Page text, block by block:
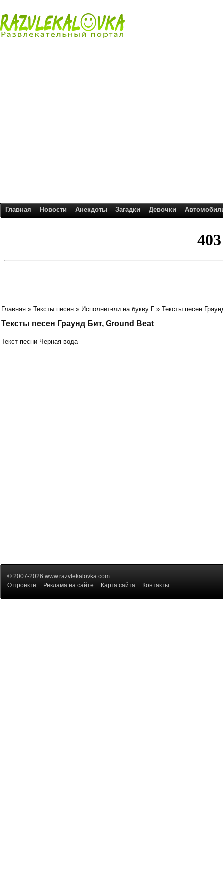
Главная Новости Анекдоты Загадки Девочки
Главная » Тексты песен » Исполнители на букву Г » Тексты песен
Тексты песен Граунд Бит, Ground Beat
Текст песни Черная вода
© 2007-2026 www.razvlekalovka.com
О проекте :: Реклама на сайте :: Карта сайта :: Контакты